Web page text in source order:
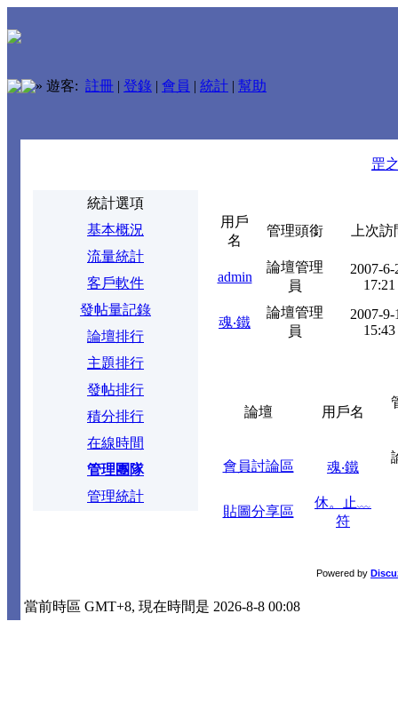
» 遊客: 註冊 | 登錄 | 會員 | 統計 | 幫助
罡
統計選項
基本概況
流量統計
客戶軟件
發帖量記錄
論壇排行
主題排行
發帖排行
積分排行
在線時間
管理團隊
管理統計
用戶
名
管理頭銜 上次訪
admin
論壇管理
員
2007-6-
17:21
魂‧鐵
論壇管理
員
2007-9-
15:43
論壇 用戶名
會員討論區 魂‧鐵
貼圖分享區
休。止﹏
符
Powered by
當前時區 GMT+8, 現在時間是 2026-8-8 00:08